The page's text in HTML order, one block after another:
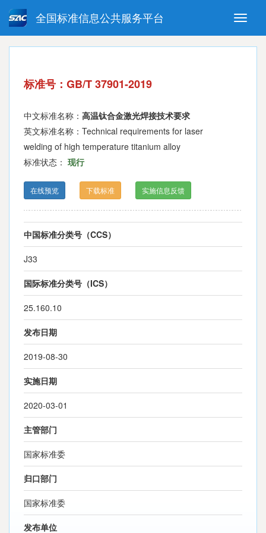
Toggle
全国标准信息公共服务平台
强制性国家标准 推荐性国家标准
指导性技术文件 (National standards in foreign
标准号：GB/T 37901-2019
中文标准名称： 高温钛合金激光焊接技术要求
英文标准名称：Technical requirements for laser
welding of high temperature titanium alloy
标准状态： 现行
在线预览 下载标准 实施信息反馈
中国标准分类号（CCS）
J33
国际标准分类号（ICS）
25.160.10
发布日期
2019-08-30
实施日期
2020-03-01
主管部门
国家标准委
归口部门
国家标准委
发布单位